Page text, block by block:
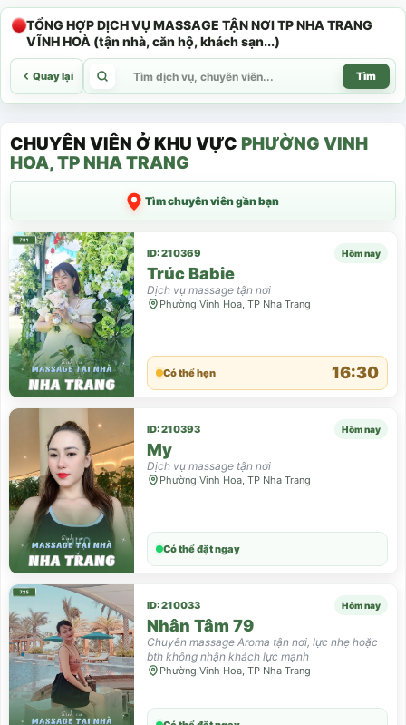
TỔNG HỢP DỊCH VỤ MASSAGE TẬN NƠI TP NHA TRANG
VĨNH HOÀ (tận nhà, căn hộ, khách sạn...)
Quay lại Tìm
CHUYÊN VIÊN Ở KHU VỰC PHƯỜNG VINH
HOA, TP NHA TRANG
Tìm chuyên viên gần bạn
ID: 210369 Hôm nay
Trúc Babie
Dịch vụ massage tận nơi
Phường Vinh Hoa, TP Nha Trang
Có thể hẹn 16:30
ID: 210393 Hôm nay
My
Dịch vụ massage tận nơi
Phường Vinh Hoa, TP Nha Trang
Có thể đặt ngay
ID: 210033 Hôm nay
Nhân Tâm 79
Chuyên massage Aroma tận nơi, lực nhẹ hoặc
bth không nhận khách lực mạnh
Phường Vinh Hoa, TP Nha Trang